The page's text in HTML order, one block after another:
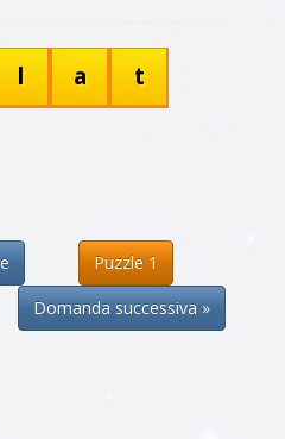
l a
t
Puzzle 1
Domanda successiva »